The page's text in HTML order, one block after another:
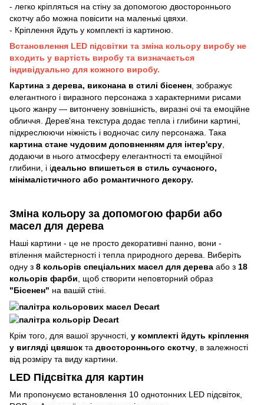
- легко кріпляться на стіну за допомогою двостороннього
скотчу або можна повісити на маленькі цвяхи.
- Кріплення йдуть у комплекті із картиною.
Встановлення LED підсвітки та зміна кольору виробу не
входить у вартість виробу та визначається
індивідуально для кожного виробу.
Картина з дерева, виконана в стилі бісенен , зображує
елегантного і виразного персонажа з характерними рисами
цього жанру — витончену зовнішність, виразні очі та емоційне
обличчя. Дерев'яна текстура додає тепла і глибини картині,
підкреслюючи ніжність і водночас силу персонажа. Така
картина стане чудовим доповненням для інтер'єру
додаючи в нього атмосферу елегантності та емоційної
глибини, і ідеально впишеться в стиль сучасного,
мінімалістичного або романтичного декору.
Зміна кольору за допомогою фарби або
масел для дерева
Наші картини - це не просто декоративні панно, вони -
втілення майстерності і тепла природного дерева. Виберіть
одну з 8 кольорів спеціальних масел для дерева або з 18
кольорів фарби , щоб створити неповторний образ
"Бісенен" на вашій стіні.
Крім того, для вашої зручності, у комплекті йдуть кріплення
у вигляді цвяшок та двостороннього скотчу , в залежності
від розміру та виду картини.
LED Підсвітка для картин
Ми пропонуємо встановлення 10 однотонних LED підсвіток,